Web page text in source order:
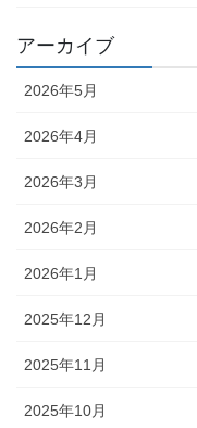
アーカイブ
2026年5月
2026年4月
2026年3月
2026年2月
2026年1月
2025年12月
2025年11月
2025年10月